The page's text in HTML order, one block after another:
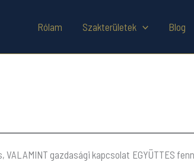
Rólam Szakterületek Blog
gazdasági kapcsolat EGYÜTTES